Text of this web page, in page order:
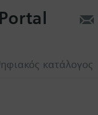
κατάλογος